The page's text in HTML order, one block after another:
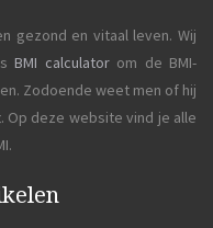
gezond en vitaal leven. Wij
BMI calculatorom de BMI-
Zodoende weet men of hij
deze website vind je alle